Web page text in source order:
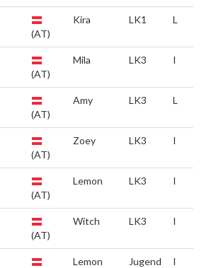
(AT)
Kira LK1 L
(AT)
Mila LK3 I
(AT)
Amy LK3 L
(AT)
Zoey LK3 I
(AT)
Lemon LK3 I
(AT)
Witch LK3 I
Lemon Jugend I